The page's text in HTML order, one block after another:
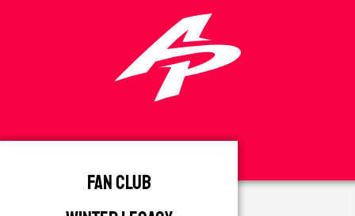
Fan Club